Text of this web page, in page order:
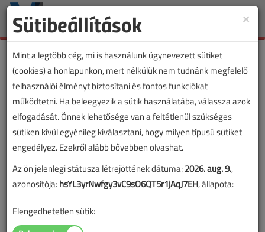
Toggle
×
Sütibeállítások
Mint a legtöbb cég, mi is használunk úgynevezett sütiket
(cookies) a honlapunkon, mert nélkülük nem tudnánk megfelelő
felhasználói élményt biztosítani és fontos funkciókat
működtetni. Ha beleegyezik a sütik használatába, válassza azok
elfogadását. Önnek lehetősége van a feltétlenül szükséges
sütiken kívül egyénileg kiválasztani, hogy milyen típusú sütiket
engedélyez. Ezekről alább bővebben olvashat.
Az ön jelenlegi státusza létrejöttének dátuma:2026. aug. 9.,
azonosítója:hsYL3yrNwfgy3vC9sO6QT5r1jAqJ7EH, állapota:
Elengedhetetlen sütik: